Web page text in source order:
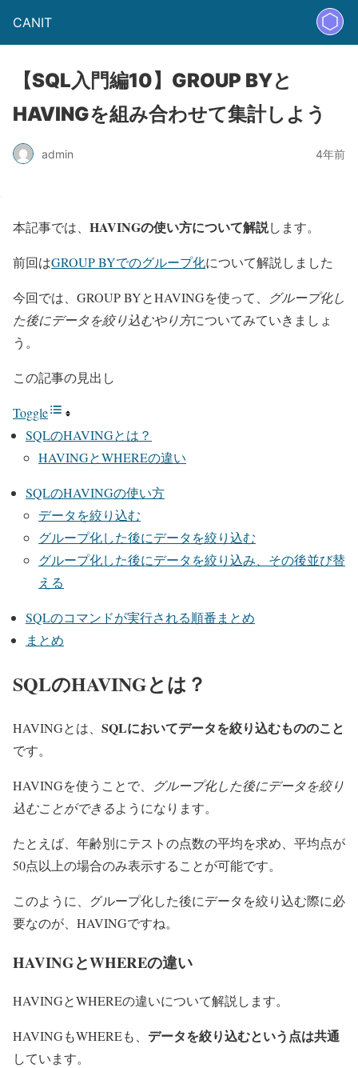
CANIT
【SQL入門編10】GROUP BYと
HAVINGを組み合わせて集計しよう
admin 4年前
本記事では、 HAVINGの使い方について解説します。
前回はGROUP BYでのグループ化について解説しました
今回では、GROUP BYとHAVINGを使って、
グループ化し
た後にデータを絞り込むやり方についてみていきましょ
う。
この記事の見出し
Toggle
SQLのHAVINGとは？
HAVINGとWHEREの違い
SQLのHAVINGの使い方
データを絞り込む
グループ化した後にデータを絞り込む
グループ化した後にデータを絞り込み、その後並び替
える
SQLのコマンドが実行される順番まとめ
まとめ
SQLのHAVINGとは？
HAVINGとは、 SQLにおいてデータを絞り込むもののこと
です。
HAVINGを使うことで、
グループ化した後にデータを絞り
込むことができるようになります。
たとえば、年齢別にテストの点数の平均を求め、平均点が
50点以上の場合のみ表示することが可能です。
このように、グループ化した後にデータを絞り込む際に必
要なのが、HAVINGですね。
HAVINGとWHEREの違い
HAVINGとWHEREの違いについて解説します。
HAVINGもWHEREも、 データを絞り込むという点は共通
しています。